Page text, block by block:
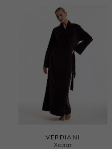
VERDIANI
Халат